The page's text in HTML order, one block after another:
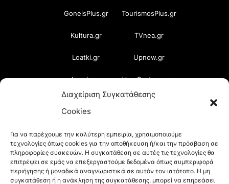
Διαχείριση Συγκατάθεσης
Cookies
Για να παρέχουμε την καλύτερη εμπειρία, χρησιμοποιούμε
τεχνολογίες όπως cookies για την αποθήκευση ή/και την πρόσβαση σε
πληροφορίες συσκευών. Η συγκατάθεση σε αυτές τις τεχνολογίες θα
επιτρέψει σε εμάς να επεξεργαστούμε δεδομένα όπως συμπεριφορά
περιήγησης ή μοναδικά αναγνωριστικά σε αυτόν τον ιστότοπο. Η μη
συγκατάθεση ή η ανάκληση της συγκατάθεσης, μπορεί να επηρεάσει
GoneisPlus.gr TourismosPlus.gr
Kultura.gr TVnea.gr
Loatki.gr Upnow.gr
Loveis.gr VresSyntages.gr
ModernaGynaika.gr Xristianika.gr
Oikotropia.gr ZoumeSpiti.gr
Perepet.gr